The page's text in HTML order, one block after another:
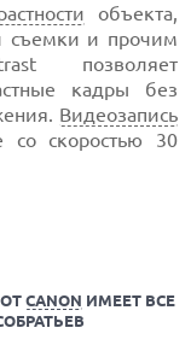
объекта,
съемки и прочим
позволяет
кадры без
Видеозапись
со скоростью 30
CANON ИМЕЕТ ВСЕ